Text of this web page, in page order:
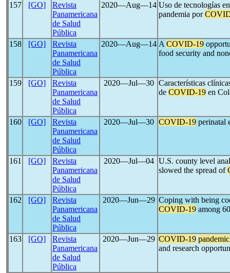
157 [GO]
Revista
Panamericana
de Salud
Pública
2020―Aug―14 Uso de tecnologías
pandemia por
158 [GO]
Revista
Panamericana
de Salud
Pública
2020―Aug―14 A COVID-19
food security and
159 [GO]
Revista
Panamericana
de Salud
Pública
2020―Jul―30 Características
de COVID-19 en
160 [GO]
Revista
Panamericana
de Salud
Pública
2020―Jul―30 COVID-19 perinatal
161 [GO]
Revista
Panamericana
de Salud
Pública
2020―Jul―04 U.S. county level
slowed the spread of
162 [GO]
Revista
Panamericana
de Salud
Pública
2020―Jun―29 Coping with being
COVID-19 among
163 [GO]
Revista
Panamericana
de Salud
Pública
2020―Jun―29 COVID-19 pandemic
and research